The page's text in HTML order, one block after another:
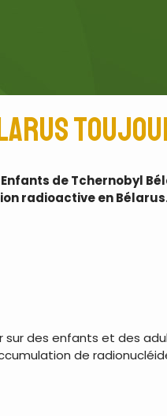
de Tchernobyl
radioactive en
sur des enfants et des
de